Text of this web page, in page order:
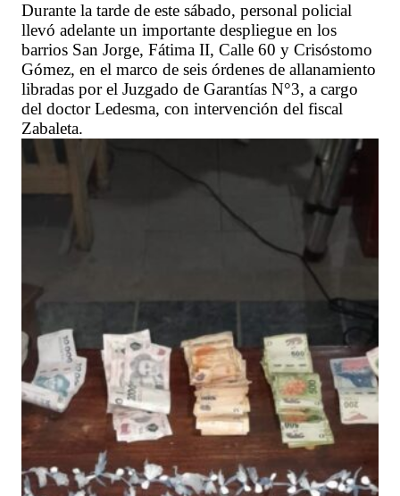
Durante la tarde de este sábado, personal policial
llevó adelante un importante despliegue en los
barrios San Jorge, Fátima II, Calle 60 y Crisóstomo
Gómez, en el marco de seis órdenes de allanamiento
libradas por el Juzgado de Garantías N°3, a cargo
del doctor Ledesma, con intervención del fiscal
Zabaleta.